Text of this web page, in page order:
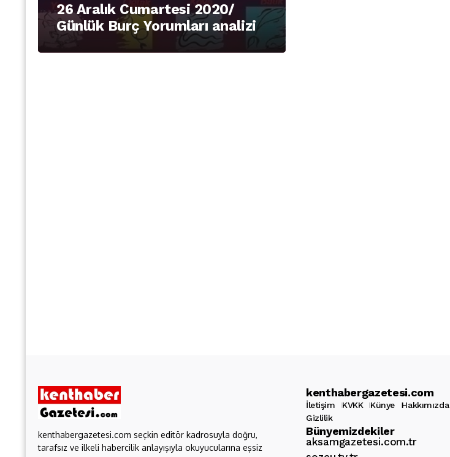
26 Aralık Cumartesi 2020/
Günlük Burç Yorumları analizi
kenthabergazetesi.com seçkin editör kadrosuyla doğru,
tarafsız ve ilkeli habercilik anlayışıyla okuyucularına eşsiz
kenthabergazetesi.com
İletişim KVKK Künye Hakkımızda
Gizlilik
Bünyemizdekiler
aksamgazetesi.com.tr